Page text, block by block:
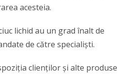
acesteia.
lichid au un grad înalt de
de către specialiști.
clienților și alte produse